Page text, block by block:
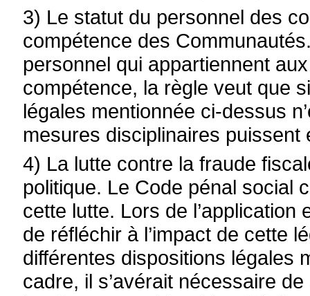
3) Le statut du personnel des
compétence des
personnel qui appartiennent
compétence, la règle veut que
légales mentionnée ci-dessus
mesures disciplinaires
4) La lutte contre la fraude
politique. Le Code pénal social
cette lutte. Lors de
de réfléchir à l’impact de cette
différentes dispositions légales
cadre, il s’avérait nécessaire